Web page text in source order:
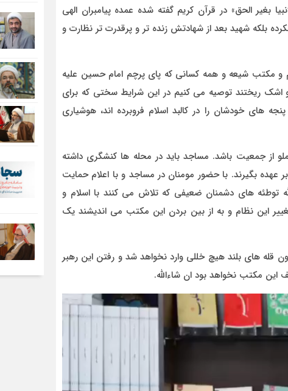
بغیر الحق» در قرآن کریم گفته شده عمده پیامبران الهی
بلکه شهید بعد از شهادتش زنده تر و پرقدرت تر نظارت و
و مکتب شیعه و همه کسانی که پای پرچم امام حسین علیه
و اشک ریختند توصیه می کنیم در این شرایط سختی که برای
های خودشان را در کالبد اسلام فروبرده اند، هوشیاری
از جمعیت باشد. مساجد باید در محله ها کنشگری داشته
بگیرند. با حضور مومنان در مساجد و با اعلام حمایت
توطئه های دشمنان ضعیفی که تلاش می کنند با اسلام و
این نظام و به از بین بردن این مکتب می اندیشند یک
قله های بلند هیچ خللی وارد نخواهد شد و رفتن این رهبر
مکتب نخواهد بود ان شاءالله.